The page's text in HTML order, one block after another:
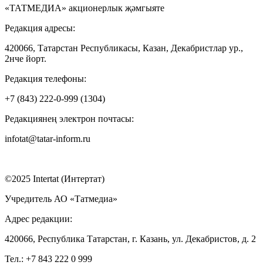
«ТАТМЕДИА» акционерлык җәмгыяте
Редакция адресы:
420066, Татарстан Республикасы, Казан, Декабристлар ур.,
2нче йорт.
Редакция телефоны:
+7 (843) 222-0-999 (1304)
Редакциянең электрон почтасы:
infotat@tatar-inform.ru
©2025 Intertat (Интертат)
Учредитель АО «Татмедиа»
Адрес редакции:
420066, Республика Татарстан, г. Казань, ул. Декабристов, д. 2
Тел.: +7 843 222 0 999